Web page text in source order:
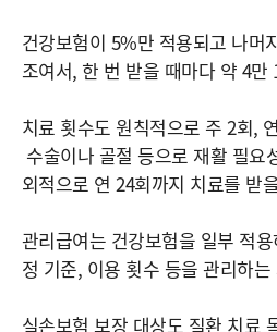
건강보험이 5%만 적용되고 나머
조여서, 한 번 받을 때마다 약 4만
치료 횟수도 원칙적으로 주 2회,
수술이나 골절 등으로 재활 필요
외적으로 연 24회까지 치료를 받
관리급여는 건강보험을 일부 적
정 기준, 이용 횟수 등을 관리하는
실손보험 보장 대상도 질환 치료